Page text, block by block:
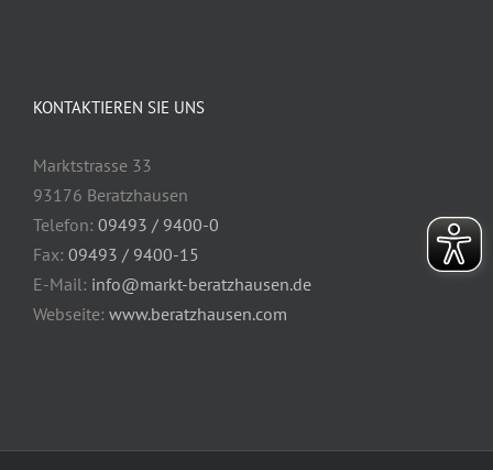
KONTAKTIEREN SIE UNS
Marktstrasse 33
93176 Beratzhausen
Telefon: 09493 / 9400-0
Fax: 09493 / 9400-15
E-Mail: info@markt-beratzhausen.de
Webseite: www.beratzhausen.com